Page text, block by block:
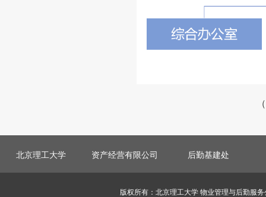
北京理工大学 资产经营有限公司 后勤基建处
版权所有：北京理工大学 物业管理与后勤服务